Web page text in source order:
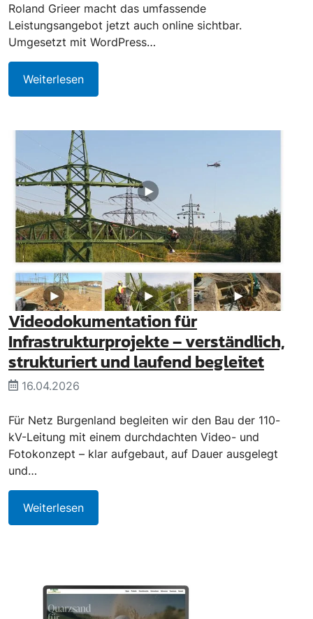
Roland Grieer macht das umfassende
Leistungsangebot jetzt auch online sichtbar.
Umgesetzt mit WordPress…
Weiterlesen
Videodokumentation für
Infrastrukturprojekte – verständlich,
strukturiert und laufend begleitet
16.04.2026
Für Netz Burgenland begleiten wir den Bau der 110-
kV-Leitung mit einem durchdachten Video- und
Fotokonzept – klar aufgebaut, auf Dauer ausgelegt
und…
Weiterlesen